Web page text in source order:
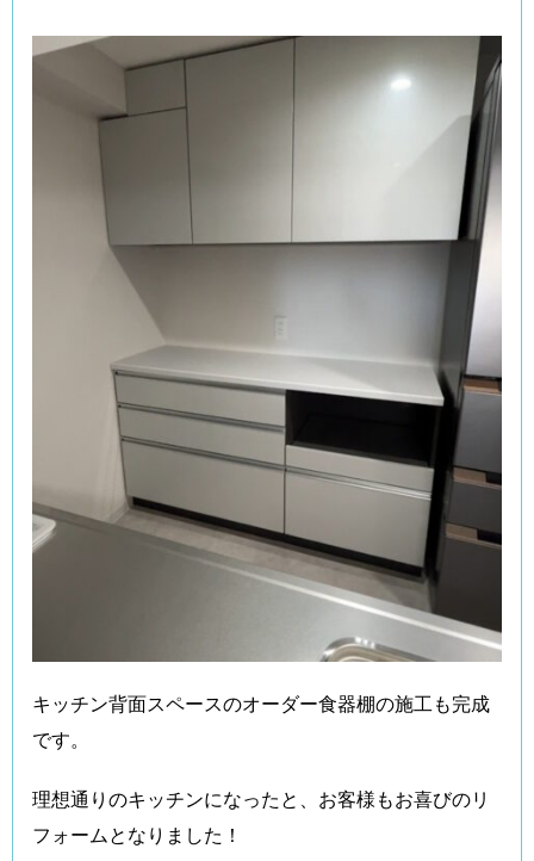
キッチン背面スペースのオーダー食器棚の施工も完成
です。
理想通りのキッチンになったと、お客様もお喜びのリ
フォームとなりました！